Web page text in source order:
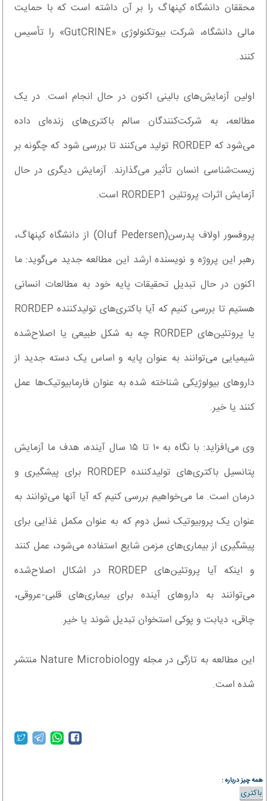
محققان دانشگاه کپنهاگ را بر آن داشته است که با حمایت
مالی دانشگاه، شرکت بیوتکنولوژی «GutCRINE» را تأسیس
کنند.
اولین آزمایش‌های بالینی اکنون در حال انجام است. در یک
مطالعه، به شرکت‌کنندگان سالم باکتری‌های زنده‌ای داده
می‌شود که RORDEP تولید می‌کنند تا بررسی شود که چگونه بر
زیست‌شناسی انسان تأثیر می‌گذارند. آزمایش دیگری در حال
آزمایش اثرات پروتئین RORDEP1 است.
پروفسور اولاف پدرسن(Oluf Pedersen) از دانشگاه کپنهاگ،
رهبر این پروژه و نویسنده ارشد این مطالعه جدید می‌گوید: ما
اکنون در حال تبدیل تحقیقات پایه خود به مطالعات انسانی
هستیم تا بررسی کنیم که آیا باکتری‌های تولیدکننده RORDEP
یا پروتئین‌های RORDEP چه به شکل طبیعی یا اصلاح‌شده
شیمیایی می‌توانند به عنوان پایه و اساس یک دسته جدید از
داروهای بیولوژیکی شناخته شده به عنوان فارمابیوتیک‌ها عمل
کنند یا خیر.
وی می‌افزاید: با نگاه به ۱۰ تا ۱۵ سال آینده، هدف ما آزمایش
پتانسیل باکتری‌های تولیدکننده RORDEP برای پیشگیری و
درمان است. ما می‌خواهیم بررسی کنیم که آیا آنها می‌توانند به
عنوان یک پروبیوتیک نسل دوم که به عنوان مکمل غذایی برای
پیشگیری از بیماری‌های مزمن شایع استفاده می‌شود، عمل کنند
و اینکه آیا پروتئین‌های RORDEP در اشکال اصلاح‌شده
می‌توانند به داروهای آینده برای بیماری‌های قلبی-عروقی،
چاقی، دیابت و پوکی استخوان تبدیل شوند یا خیر.
این مطالعه به تازگی در مجله Nature Microbiology منتشر
شده است.
همه چیز درباره :
باکتری